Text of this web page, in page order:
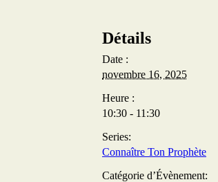
Détails
Date :
novembre 16, 2025
Heure :
10:30 - 11:30
Series:
Connaître Ton Prophète
Catégorie d’Évènement: